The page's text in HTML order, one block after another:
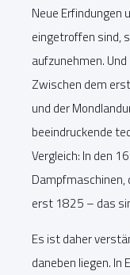
Neue Erfindungen
eingetroffen sind,
aufzunehmen.
Zwischen dem
und der
beeindruckende
Vergleich: In den
Dampfmaschinen,
erst 1825 – das
Es ist daher
daneben liegen. In